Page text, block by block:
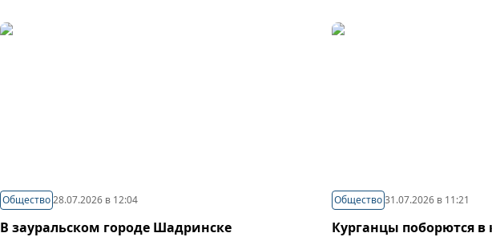
Общество28.07.2026 в 12:04
В зауральском городе Шадринске
Общество 31.07.2026 в 11:21
Курганцы поборются